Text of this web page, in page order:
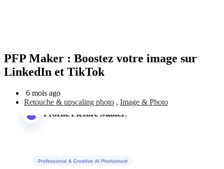
PFP Maker : Boostez votre image sur
LinkedIn et TikTok
6 mois ago
Retouche & upscaling photo , Image & Photo